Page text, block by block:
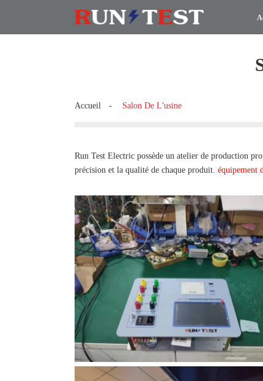
Accueil Salon De L'usine
Run Test Electric possède un atelier de production
précision et la qualité de chaque produit. équipement